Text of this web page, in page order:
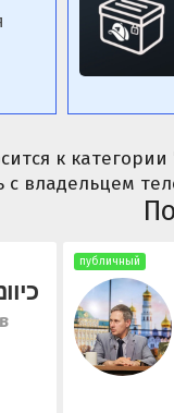
к
владельцем
публичный